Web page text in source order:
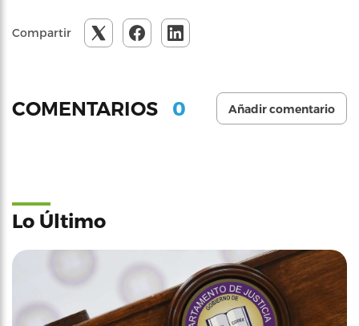
Compartir
COMENTARIOS 0 Añadir comentario
Lo Último